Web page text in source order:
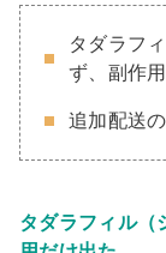
タダラフ
ず、副作
追加配送
タダラフィル（